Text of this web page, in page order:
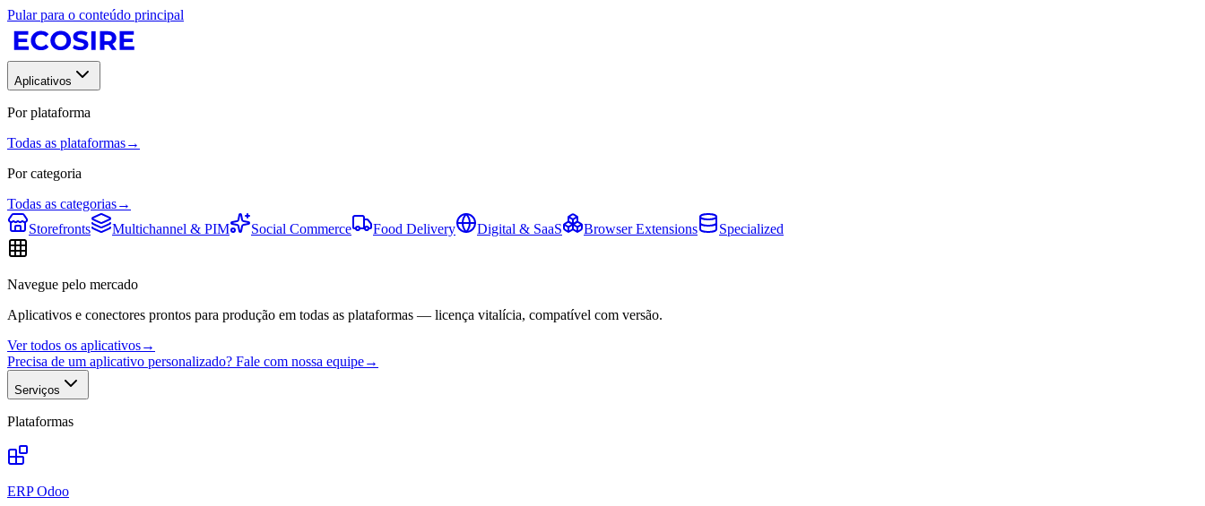
Pular para o conteúdo principal
Aplicativos
Por plataforma
Todas as plataformas→
Por categoria
Todas as categorias→
Storefronts
Multichannel & PIM Social Commerce Food Delivery Digital & SaaS Browser Extensions Specialized
Navegue pelo mercado
Aplicativos e conectores prontos para produção em todas as plataformas — licença vitalícia, compatível com versão.
Ver todos os aplicativos→
Precisa de um aplicativo personalizado? Fale com nossa equipe→
Serviços
Plataformas
ERP Odoo